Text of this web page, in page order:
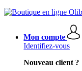
Mon compte
Identifiez-vous
Nouveau client ?